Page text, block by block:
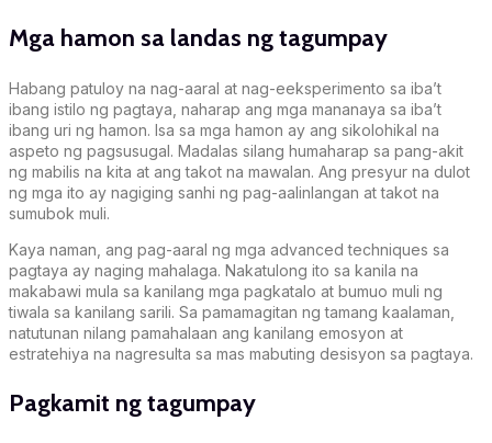
Mga hamon sa landas ng tagumpay
Habang patuloy na nag-aaral at nag-eeksperimento sa iba’t
ibang istilo ng pagtaya, naharap ang mga mananaya sa iba’t
ibang uri ng hamon. Isa sa mga hamon ay ang sikolohikal na
aspeto ng pagsusugal. Madalas silang humaharap sa pang-akit
ng mabilis na kita at ang takot na mawalan. Ang presyur na dulot
ng mga ito ay nagiging sanhi ng pag-aalinlangan at takot na
sumubok muli.
Kaya naman, ang pag-aaral ng mga advanced techniques sa
pagtaya ay naging mahalaga. Nakatulong ito sa kanila na
makabawi mula sa kanilang mga pagkatalo at bumuo muli ng
tiwala sa kanilang sarili. Sa pamamagitan ng tamang kaalaman,
natutunan nilang pamahalaan ang kanilang emosyon at
estratehiya na nagresulta sa mas mabuting desisyon sa pagtaya.
Pagkamit ng tagumpay